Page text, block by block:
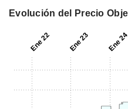
Evolución del Precio